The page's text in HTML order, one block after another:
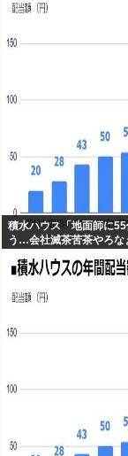
積水ハウス「地面師に
う…会社滅茶苦茶やろな